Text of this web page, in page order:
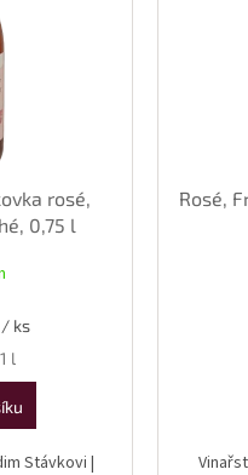
rosé,
0,75 l
/ ks
l
Stávkovi |
Rosé,